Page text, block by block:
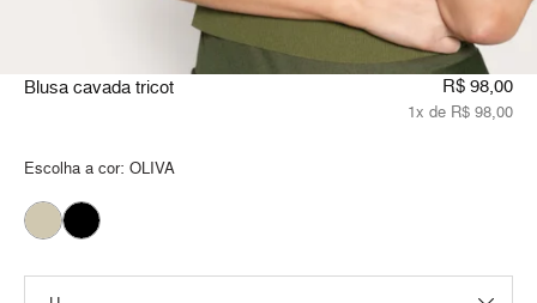
Blusa cavada tricot R$ 98,00
1x de R$ 98,00
Escolha a cor: OLIVA